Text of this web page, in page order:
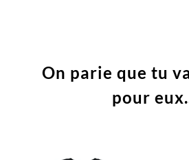
On parie que tu
pour